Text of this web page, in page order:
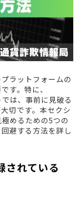
ラットフォームの
す。特に、
は、事前に見破る
切です。本セクシ
めるための5つの
避する方法を詳し
されている